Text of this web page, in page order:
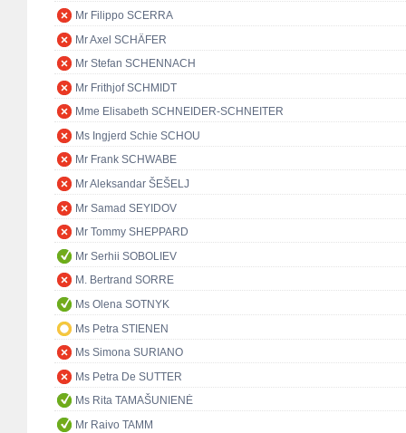
Mr Filippo SCERRA
Mr Axel SCHÄFER
Mr Stefan SCHENNACH
Mr Frithjof SCHMIDT
Mme Elisabeth SCHNEIDER-SCHNEITER
Ms Ingjerd Schie SCHOU
Mr Frank SCHWABE
Mr Aleksandar ŠEŠELJ
Mr Samad SEYIDOV
Mr Tommy SHEPPARD
Mr Serhii SOBOLIEV
M. Bertrand SORRE
Ms Olena SOTNYK
Ms Petra STIENEN
Ms Simona SURIANO
Ms Petra De SUTTER
Ms Rita TAMAŠUNIENĖ
Mr Raivo TAMM